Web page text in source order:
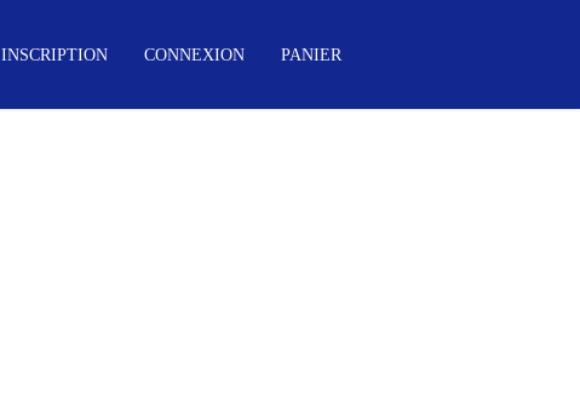
INSCRIPTION CONNEXION PANIER